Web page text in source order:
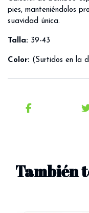
pies, manteniéndolos
suavidad única.
Talla: 39-43
Color: (Surtidos en la
También